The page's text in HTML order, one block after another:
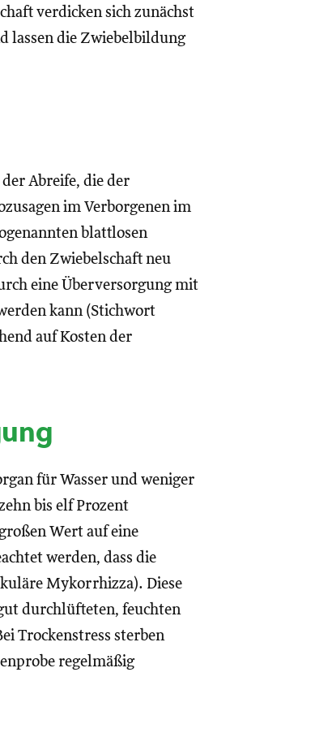
verdicken sich zunächst
lassen die Zwiebelbildung
Abreife, die der
im Verborgenen im
blattlosen
den Zwiebelschaft neu
eine Überversorgung mit
kann (Stichwort
auf Kosten der
für Wasser und weniger
bis elf Prozent
Wert auf eine
werden, dass die
Mykorrhizza). Diese
durchlüfteten, feuchten
Trockenstress sterben
regelmäßig